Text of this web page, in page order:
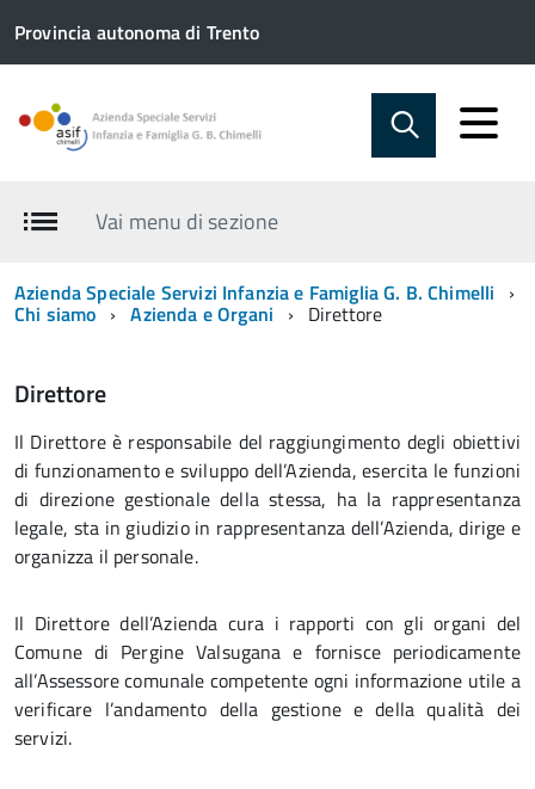
Provincia autonoma di Trento
Vai menu di sezione
Azienda Speciale Servizi Infanzia e Famiglia G. B. Chimelli
Chi siamo Azienda e Organi Direttore
Direttore
Il Direttore è responsabile del raggiungimento degli obiettivi
di funzionamento e sviluppo dell’Azienda, esercita le funzioni
di direzione gestionale della stessa, ha la rappresentanza
legale, sta in giudizio in rappresentanza dell’Azienda, dirige e
organizza il personale.
Il Direttore dell’Azienda cura i rapporti con gli organi del
Comune di Pergine Valsugana e fornisce periodicamente
all’Assessore comunale competente ogni informazione utile a
verificare l’andamento della gestione e della qualità dei
servizi.